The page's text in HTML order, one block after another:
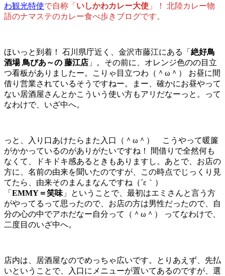
わ観光特使で自称「 いしかわカレー大使 」！ 北陸カレー物
語のナマステのカレー食べ歩きブログです。
ほいっと到着！ 石川県庁近く、金沢市藤江にある「 絶好鳥
酒場 鳥びあ～の 藤江店 」。その前に、オレンジ色のの目立
つ看板がありましたー。こりゃ目立つわ（＾ω＾） お昼に間
借り営業されているそうですねー。まー、確かにお昼やって
ない居酒屋さんとかこういう使い方もアリだなーっと。って
なわけで、いざ中へ。
っと、入り口あけたらまた入口（＾ω＾） こうやって暖簾
がかかっているのがありがたいですね！ 間借りで全然何も
なくて、ドキドキ感あるときもありますし。あとで、お店の
方に、名前の由来を聞いたのですが、この時点でじっくり見
てたら、由来そのまんまなんですね（´ε｀）
「 EMMY＝笑味 」ということで、最初はエミさんと言う方
がやってるって思ったので、お店の方は男性だったので、自
分の心の中でアホだなー自分って（＾ω＾） ってなわけで、
二度目のいざ中へ。
店内は、居酒屋なのでめっちゃ広いです。とりあえず、先払
いということで、入口にメニューが置いてあるのですが、選